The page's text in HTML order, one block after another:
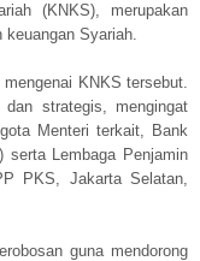
(KNKS), merupakan
keuangan Syariah.
KNKS tersebut.
strategis, mengingat
Menteri terkait, Bank
serta Lembaga Penjamin
PKS, Jakarta Selatan,
guna mendorong